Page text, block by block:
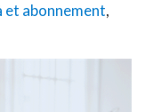
et abonnement,